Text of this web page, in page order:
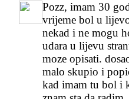
Pozz, imam 30
vrijeme bol u
nekad i ne mogu
udara u lijevu
moze opisati.
malo skupio i
kad imam tu bol i